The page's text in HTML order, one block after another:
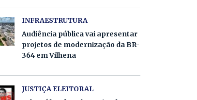
INFRAESTRUTURA
Audiência pública vai apresentar
projetos de modernização da BR-
364 em Vilhena
JUSTIÇA ELEITORAL